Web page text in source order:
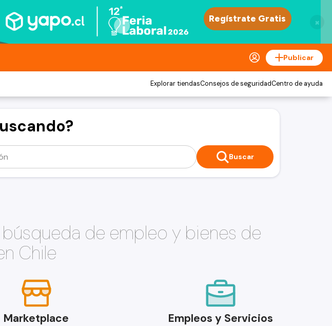
×
Publicar
Explorar tiendasConsejos de seguridadCentro de ayuda
Buscar
de empleo y bienes de
Chile
Marketplace Empleos y Servicios